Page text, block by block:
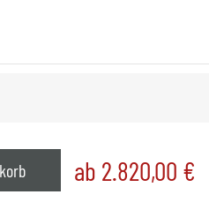
ab 2.820,00 €